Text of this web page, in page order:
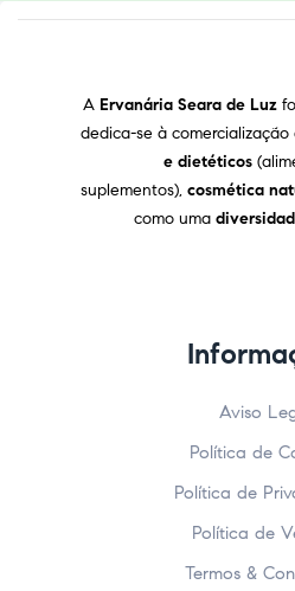
A Ervanária Seara de Luz
dedica-se à comercialização
e dietéticos
suplementos), cosmética
como uma
Aviso
Política de
Política de
Política de
Termos &